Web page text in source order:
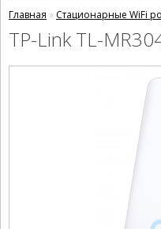
Главная » Стационарные WiFi
TP-Link TL-